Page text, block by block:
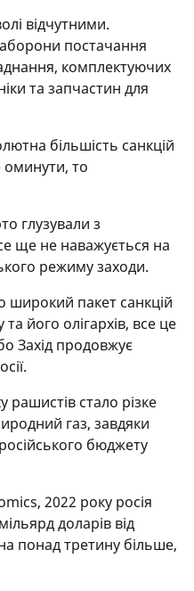
відчутними.
постачання
комплектуючих
та запчастин для
більшість санкцій
оминути, то
глузували з
ще не наважується на
режиму заходи.
пакет санкцій
його олігархів, все це
Захід продовжує
стало різке
газ, завдяки
бюджету
2022 року росія
доларів від
понад третину більше,